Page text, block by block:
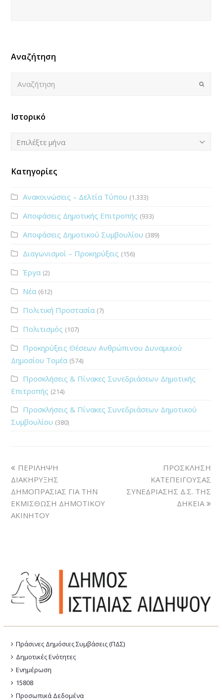
Αναζήτηση
Submit
Ιστορικό
Ιστορικό
Επιλέξτε μήνα
Κατηγορίες
Ανακοινώσεις – Δελτία Τύπου (1.333)
Αποφάσεις Δημοτικής Επιτροπής (933)
Αποφάσεις Δημοτικού Συμβουλίου (389)
Διαγωνισμοί – Προκηρύξεις (156)
Έργα (2)
Νέα (612)
Πολιτική Προστασία (7)
Πολιτισμός (107)
Προκηρύξεις Θέσεων Ανθρώπινου Δυναμικού
Δημοσίου Τομέα (574)
Προσκλήσεις & Πίνακες Συνεδριάσεων Δημοτικής
Επιτροπής (214)
Προσκλήσεις & Πίνακες Συνεδριάσεων Δημοτικού
Συμβουλίου (380)
ΠΕΡΙΛΗΨΗ
ΔΙΑΚΗΡΥΞΗΣ
ΔΗΜΟΠΡΑΣΙΑΣ ΓΙΑ ΤΗΝ
ΕΚΜΙΣΘΩΣΗ ΔΗΜΟΤΙΚΟΥ
ΑΚΙΝΗΤΟΥ
ΠΡΟΣΚΛΗΣΗ
ΚΑΤΕΠΕΙΓΟΥΣΑΣ
ΣΥΝΕΔΡΙΑΣΗΣ Δ.Σ. ΤΗΣ
ΔΗΚΕΙΑ
Πράσινες Δημόσιες Συμβάσεις (ΠΔΣ)
Δημοτικές Ενότητες
Ενημέρωση
15808
Προσωπικά Δεδομένα